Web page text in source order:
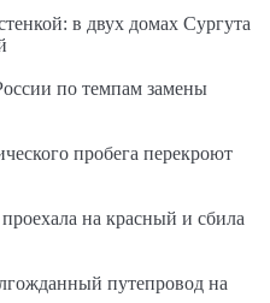
в двух домах Сургута
по темпам замены
пробега перекроют
на красный и сбила
путепровод на